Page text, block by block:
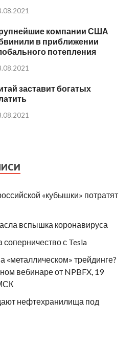
компании США
в приближении
потепления
заставит богатых
«кубышки» потратят
вспышка коронавируса
с Tesla
«металлическом» трейдинге?
вебинаре от NPBFX, 19
нефтехранилища под